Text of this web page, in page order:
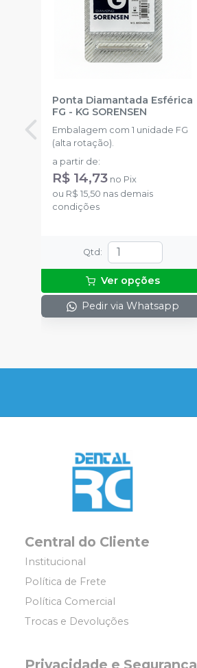
Ponta Diamantada Esférica
FG - KG SORENSEN
Embalagem com 1 unidade FG
(alta rotação).
a partir de:
R$ 14,73 no Pix
ou R$ 15,50 nas demais
condições
Qtd :
Ver opções
Pedir via Whatsapp
Central do Cliente
Institucional
Política de Frete
Política Comercial
Trocas e Devoluções
Privacidade e Segurança